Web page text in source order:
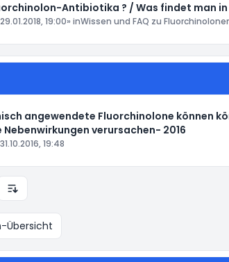
Antibiotika ? / Was findet man in
29.01.2018, 19:00» inWissen und FAQ zu
angewendete Fluorchinolone können
verursachen- 2016
31.10.2016, 19:48
Anzeige- und Sortierungs-Einstellungen
Übersicht